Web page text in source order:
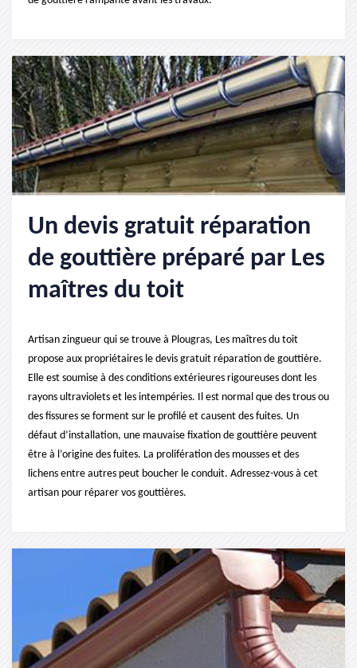
Un devis gratuit réparation
de gouttière préparé par Les
maîtres du toit
Artisan zingueur qui se trouve à Plougras, Les maîtres du toit
propose aux propriétaires le devis gratuit réparation de gouttière.
Elle est soumise à des conditions extérieures rigoureuses dont les
rayons ultraviolets et les intempéries. Il est normal que des trous ou
des fissures se forment sur le profilé et causent des fuites. Un
défaut d’installation, une mauvaise fixation de gouttière peuvent
être à l’origine des fuites. La prolifération des mousses et des
lichens entre autres peut boucher le conduit. Adressez-vous à cet
artisan pour réparer vos gouttières.